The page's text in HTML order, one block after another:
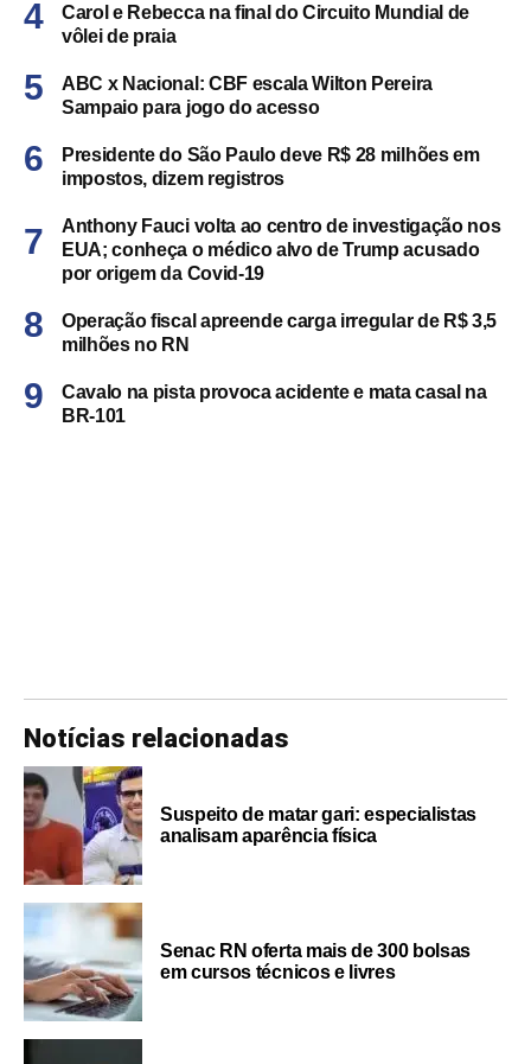
Carol e Rebecca na final do Circuito Mundial de
vôlei de praia
ABC x Nacional: CBF escala Wilton Pereira
Sampaio para jogo do acesso
Presidente do São Paulo deve R$ 28 milhões em
impostos, dizem registros
Anthony Fauci volta ao centro de investigação nos
EUA; conheça o médico alvo de Trump acusado
por origem da Covid-19
Operação fiscal apreende carga irregular de R$ 3,5
milhões no RN
Cavalo na pista provoca acidente e mata casal na
BR-101
Notícias relacionadas
Suspeito de matar gari: especialistas
analisam aparência física
Senac RN oferta mais de 300 bolsas
em cursos técnicos e livres